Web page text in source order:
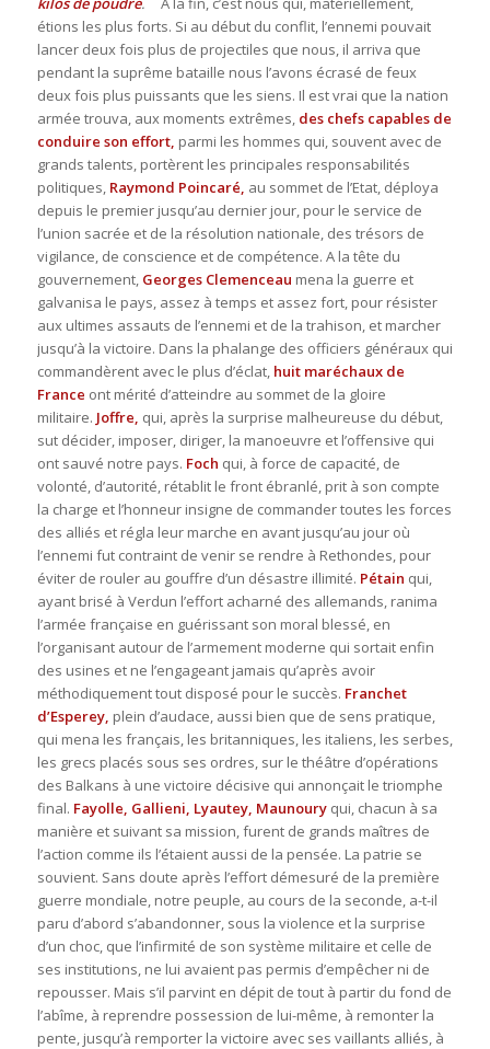
étions les plus forts. Si au début du conflit, l’ennemi pouvait
lancer deux fois plus de projectiles que nous, il arriva que
pendant la suprême bataille nous l’avons écrasé de feux
deux fois plus puissants que les siens. Il est vrai que la nation
armée trouva, aux moments extrêmes, des chefs capables de
conduire son effort, parmi les hommes qui, souvent avec de
grands talents, portèrent les principales responsabilités
politiques, Raymond Poincaré, au sommet de l’Etat, déploya
depuis le premier jusqu’au dernier jour, pour le service de
l’union sacrée et de la résolution nationale, des trésors de
vigilance, de conscience et de compétence. A la tête du
gouvernement, Georges Clemenceau mena la guerre et
galvanisa le pays, assez à temps et assez fort, pour résister
aux ultimes assauts de l’ennemi et de la trahison, et marcher
jusqu’à la victoire. Dans la phalange des officiers généraux qui
commandèrent avec le plus d’éclat, huit maréchaux de
France ont mérité d’atteindre au sommet de la gloire
militaire. Joffre, qui, après la surprise malheureuse du début,
sut décider, imposer, diriger, la manoeuvre et l’offensive qui
ont sauvé notre pays. Foch qui, à force de capacité, de
volonté, d’autorité, rétablit le front ébranlé, prit à son compte
la charge et l’honneur insigne de commander toutes les forces
des alliés et régla leur marche en avant jusqu’au jour où
l’ennemi fut contraint de venir se rendre à Rethondes, pour
éviter de rouler au gouffre d’un désastre illimité. Pétain qui,
ayant brisé à Verdun l’effort acharné des allemands, ranima
l’armée française en guérissant son moral blessé, en
l’organisant autour de l’armement moderne qui sortait enfin
des usines et ne l’engageant jamais qu’après avoir
méthodiquement tout disposé pour le succès. Franchet
d’Esperey, plein d’audace, aussi bien que de sens pratique,
qui mena les français, les britanniques, les italiens, les serbes,
les grecs placés sous ses ordres, sur le théâtre d’opérations
des Balkans à une victoire décisive qui annonçait le triomphe
final. Fayolle, Gallieni, Lyautey, Maunouryqui, chacun à sa
manière et suivant sa mission, furent de grands maîtres de
l’action comme ils l’étaient aussi de la pensée. La patrie se
souvient. Sans doute après l’effort démesuré de la première
guerre mondiale, notre peuple, au cours de la seconde, a-t-il
paru d’abord s’abandonner, sous la violence et la surprise
d’un choc, que l’infirmité de son système militaire et celle de
ses institutions, ne lui avaient pas permis d’empêcher ni de
repousser. Mais s’il parvint en dépit de tout à partir du fond de
l’abîme, à reprendre possession de lui-même, à remonter la
pente, jusqu’à remporter la victoire avec ses vaillants alliés, à